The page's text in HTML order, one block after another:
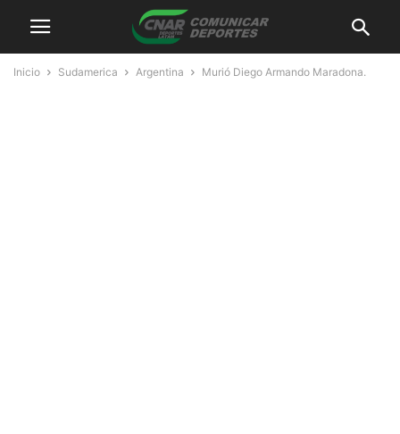
Inicio Sudamerica Argentina Murió Diego Armando Maradona.